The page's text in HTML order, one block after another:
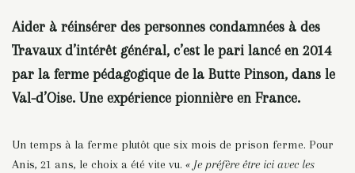
Aider à réinsérer des personnes condamnées à des
Travaux d’intérêt général, c’est le pari lancé en 2014
par la ferme pédagogique de la Butte Pinson, dans le
Val-d’Oise. Une expérience pionnière en France.
Un temps à la ferme plutôt que six mois de prison ferme. Pour
Anis, 21 ans, le choix a été vite vu. « Je préfère être ici avec les